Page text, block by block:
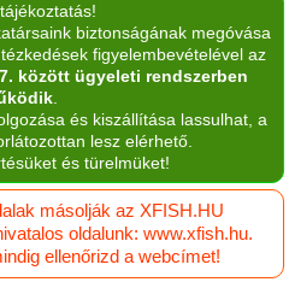
biztonságának megóvása
figyelembevételével az
között ügyeleti rendszerben
.
és kiszállítása lassulhat, a
lesz elérhető.
és türelmüket!
másolják az XFISH.HU
oldalunk: www.xfish.hu.
ellenőrizd a webcímet!